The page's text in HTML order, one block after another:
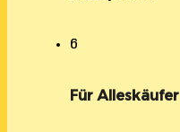
6
Für Alleskäufer